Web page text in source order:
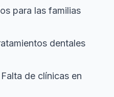
para las familias
dentales
de clínicas en